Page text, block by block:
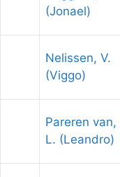
(Jonael)
Nelissen, V.
(Viggo)
Pareren van,
L. (Leandro)